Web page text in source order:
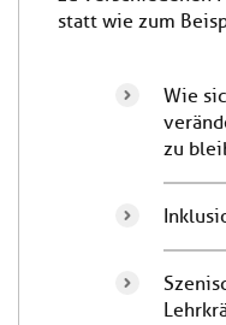
statt wie zum
Wie
zu